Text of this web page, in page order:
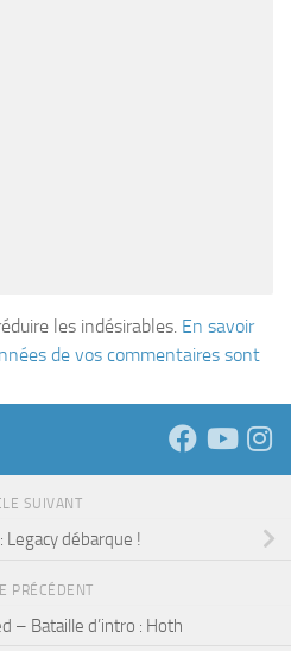
les indésirables. En savoir
de vos commentaires sont
SUIVANT
Legacy débarque !
PRÉCÉDENT
– Bataille d’intro : Hoth